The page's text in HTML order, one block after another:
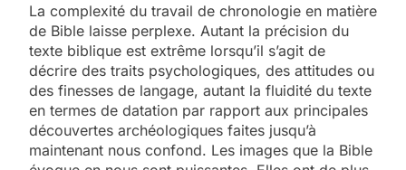
La complexité du travail de chronologie en matière
de Bible laisse perplexe. Autant la précision du
texte biblique est extrême lorsqu’il s’agit de
décrire des traits psychologiques, des attitudes ou
des finesses de langage, autant la fluidité du texte
en termes de datation par rapport aux principales
découvertes archéologiques faites jusqu’à
maintenant nous confond. Les images que la Bible